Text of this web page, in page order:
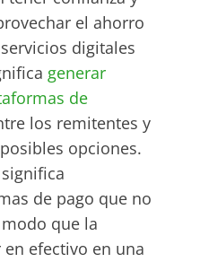
el ahorro
digitales
generar
de
los remitentes y
opciones.
de pago que no
que la
efectivo en una